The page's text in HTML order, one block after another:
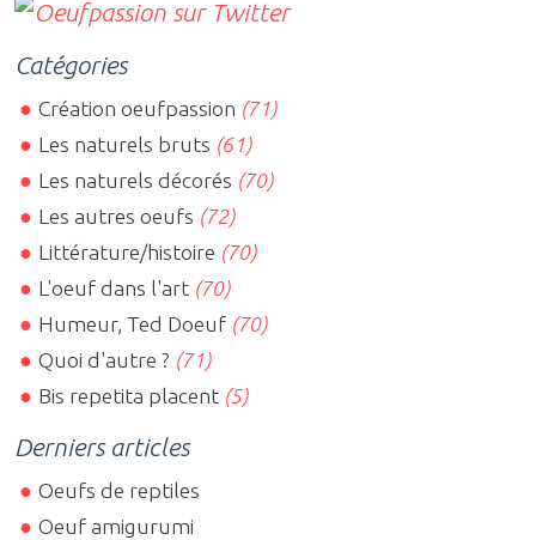
Catégories
Création oeufpassion (71)
Les naturels bruts (61)
Les naturels décorés (70)
Les autres oeufs (72)
Littérature/histoire (70)
L'oeuf dans l'art (70)
Humeur, Ted Doeuf (70)
Quoi d'autre ? (71)
Bis repetita placent (5)
Derniers articles
Oeufs de reptiles
Oeuf amigurumi